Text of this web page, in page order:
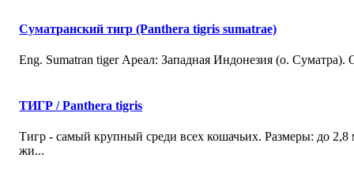
Суматранский тигр (Panthera tigris sumatrae)
Eng. Sumatran tiger Ареал: Западная Индонезия (о.
ТИГР / Panthera tigris
Тигр - самый крупный среди всех кошачьих. Размеры: до
жи...